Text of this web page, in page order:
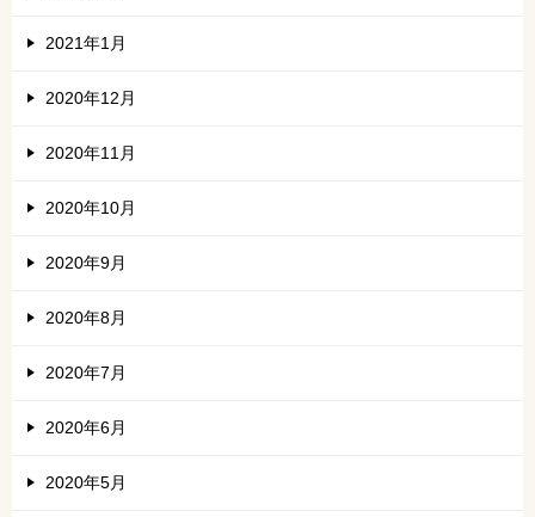
2021年1月
2020年12月
2020年11月
2020年10月
2020年9月
2020年8月
2020年7月
2020年6月
2020年5月